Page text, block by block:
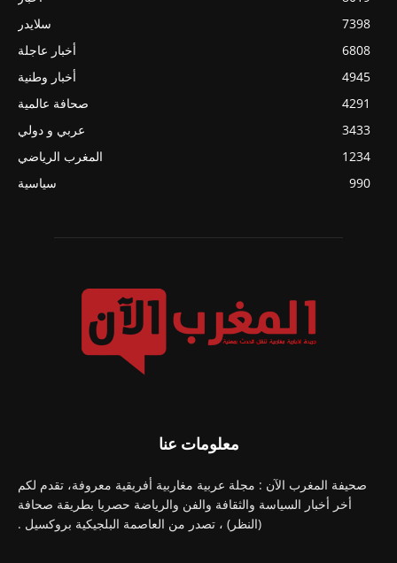
سلايدر
7398
أخبار عاجلة
6808
أخبار وطنية
4945
صحافة عالمية
4291
عربي و دولي
3433
المغرب الرياضي
1234
سياسية
990
معلومات عنا
صحيفة المغرب الآن : مجلة عربية مغاربية أفريقية معروفة، تقدم لكم
أخر أخبار السياسة والثقافة والفن والرياضة حصريا بطريقة صحافة
(النظر) ، تصدر من العاصمة البلجيكية بروكسيل .